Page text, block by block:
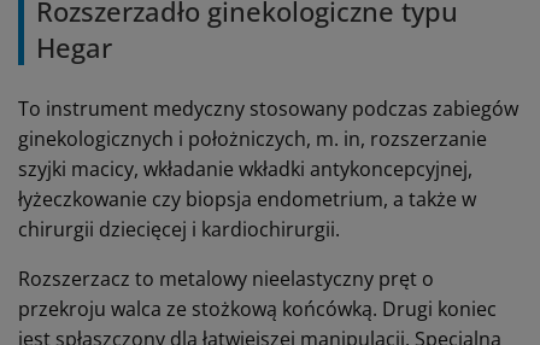
Rozszerzadło ginekologiczne typu
Hegar
To instrument medyczny stosowany podczas zabiegów
ginekologicznych i położniczych, m. in, rozszerzanie
szyjki macicy, wkładanie wkładki antykoncepcyjnej,
łyżeczkowanie czy biopsja endometrium, a także w
chirurgii dziecięcej i kardiochirurgii.
Rozszerzacz to metalowy nieelastyczny pręt o
przekroju walca ze stożkową końcówką. Drugi koniec
jest spłaszczony dla łatwiejszej manipulacji. Specjalna